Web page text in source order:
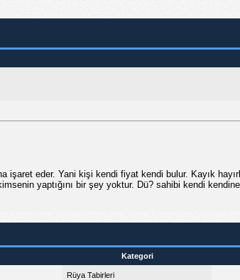
eder. Yani kişi kendi fiyat kendi bulur. Kayık
yaptığını bir şey yoktur. Dü? sahibi kendi kendine
Kategori
Rüya Tabirleri